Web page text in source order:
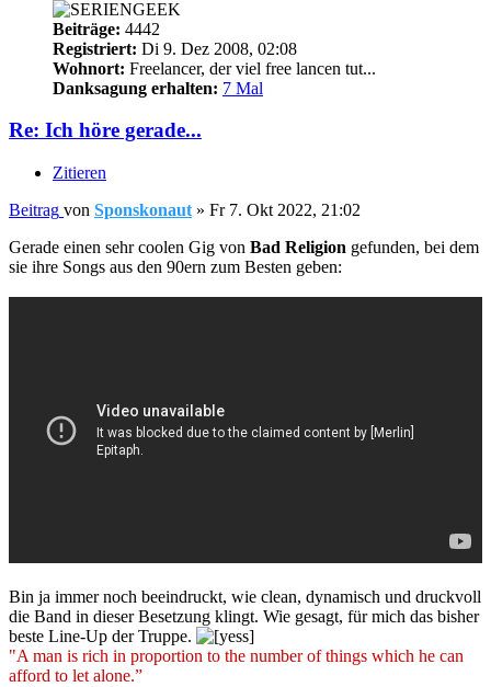
Beiträge: 4442
Registriert: Di 9. Dez 2008, 02:08
Wohnort: Freelancer, der viel free lancen tut...
Danksagung erhalten: 7 Mal
Re: Ich höre gerade...
Zitieren
Beitrag von Sponskonaut » Fr 7. Okt 2022, 21:02
Gerade einen sehr coolen Gig von Bad Religion gefunden, bei dem
sie ihre Songs aus den 90ern zum Besten geben:
Bin ja immer noch beeindruckt, wie clean, dynamisch und druckvoll
die Band in dieser Besetzung klingt. Wie gesagt, für mich das bisher
beste Line-Up der Truppe.
"A man is rich in proportion to the number of things which he can
afford to let alone.”